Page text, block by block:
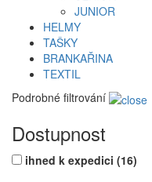
JUNIOR
HELMY
TAŠKY
BRANKAŘINA
TEXTIL
Podrobné filtrování
Dostupnost
ihned k expedici (16)